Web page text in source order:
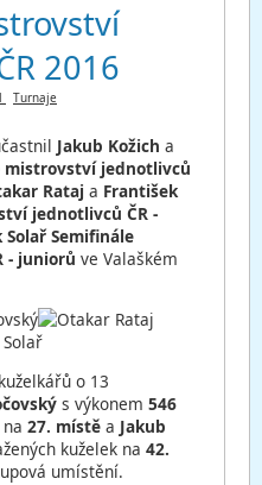
2016
Turnaje
Jakub Kožich a
mistrovství jednotlivců
Rataj a František
jednotlivců ČR -
Solař Semifinále
- juniorů ve Valaškém
o 13
s výkonem 546
27. místě a Jakub
kuželek na 42.
umístění.